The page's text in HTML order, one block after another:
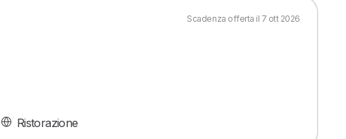
Scadenza offerta il 7 ott 2026
Ristorazione